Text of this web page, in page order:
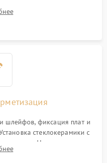
и замена поврежденной
шлейфов, фиксация плат и
стеклокерамики с
зазоров. Нанесение
укладка уплотнительной